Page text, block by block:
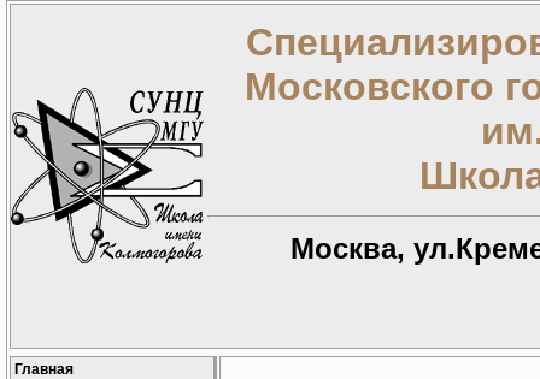
Московского
Москва,
Главная